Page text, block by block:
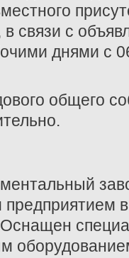
в связи с
днями с
общего
Оснащен